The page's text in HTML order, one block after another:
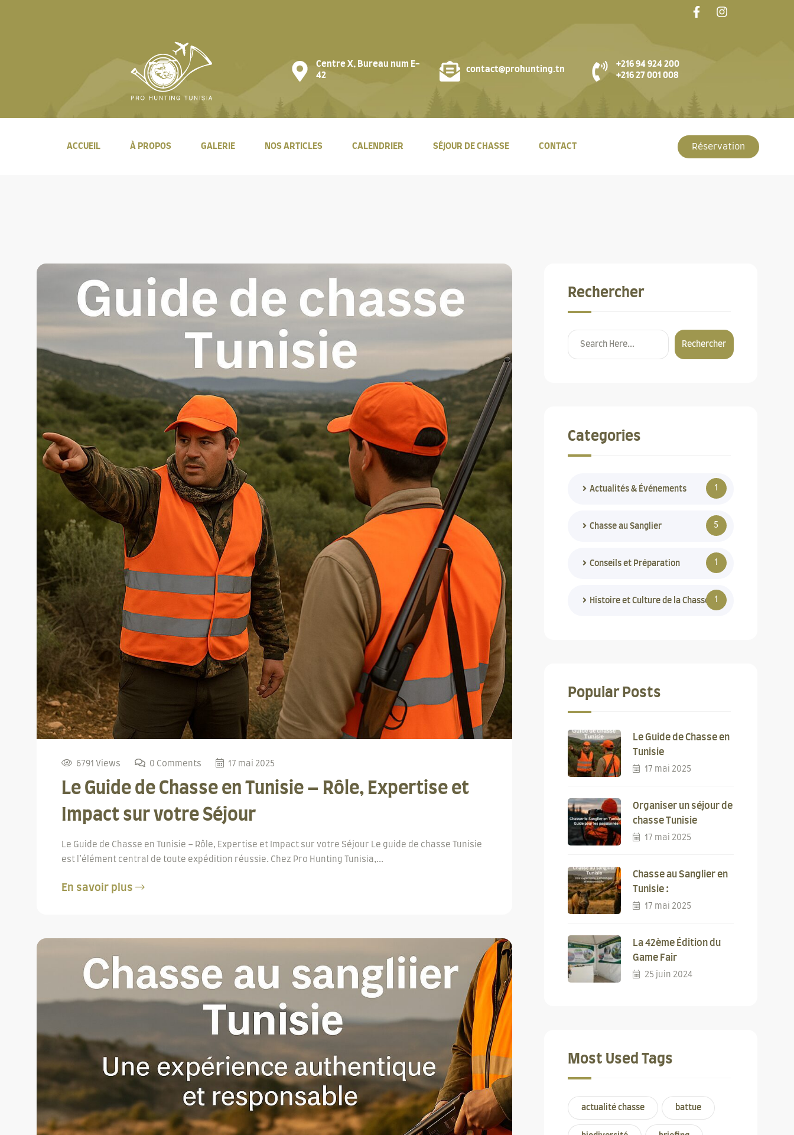
Centre X, Bureau num E-
42
contact@prohunting.tn
+216 94 924 200
+216 27 001 008
ACCUEIL À PROPOS GALERIE NOS ARTICLES CALENDRIER SÉJOUR DE CHASSE CONTACT Réservation
6791 Views 0 Comments 17 mai 2025
Le Guide de Chasse en Tunisie – Rôle, Expertise et
Impact sur votre Séjour
Le Guide de Chasse en Tunisie – Rôle, Expertise et Impact sur votre Séjour Le guide de chasse Tunisie
est l’élément central de toute expédition réussie. Chez Pro Hunting Tunisia,...
En savoir plus
Rechercher
Rechercher
Categories
Actualités & Événements 1
Chasse au Sanglier 5
Conseils et Préparation 1
Histoire et Culture de la Chasse 1
Popular Posts
Le Guide de Chasse en
Tunisie
17 mai 2025
Organiser un séjour de
chasse Tunisie
17 mai 2025
Chasse au Sanglier en
Tunisie :
17 mai 2025
La 42ème Édition du
Game Fair
25 juin 2024
Most Used Tags
actualité chasse battue